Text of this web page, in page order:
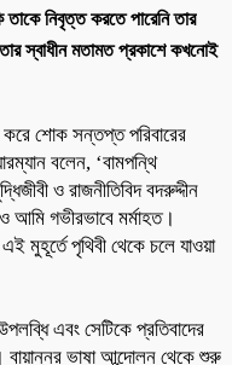
নিবৃত্ত করতে পারেনি তার
স্বাধীন মতামত প্রকাশে কখনোই
করে শোক সন্তপ্ত পরিবারের
বলেন, ‘বামপন্থি
ও রাজনীতিবিদ বদরুদ্দীন
ও আমি গভীরভাবে মর্মাহত।
মুহূর্তে পৃথিবী থেকে চলে যাওয়া
এবং সেটিকে প্রতিবাদের
বায়ান্নর ভাষা আন্দোলন থেকে শুরু